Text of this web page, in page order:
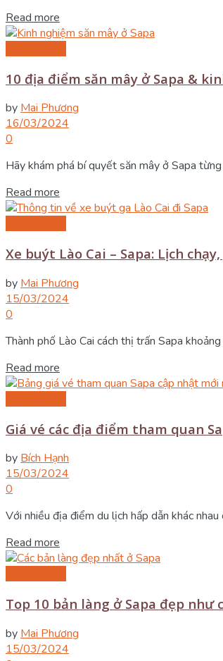
Read more
10 địa điểm săn mây ở Sapa &
byMai Phương
16/03/2024
0
Hãy khám phá bí quyết săn mây ở Sapa
Read more
Xe buýt Lào Cai – Sapa: Lịch
by Mai Phương
15/03/2024
0
Thành phố Lào Cai cách thị trấn Sapa
Read more
Giá vé các địa điểm tham quan
by Bích Hạnh
15/03/2024
0
Với nhiều địa điểm du lịch hấp dẫn khác
Read more
Top 10 bản làng ở Sapa đẹp
by Mai Phương
15/03/2024